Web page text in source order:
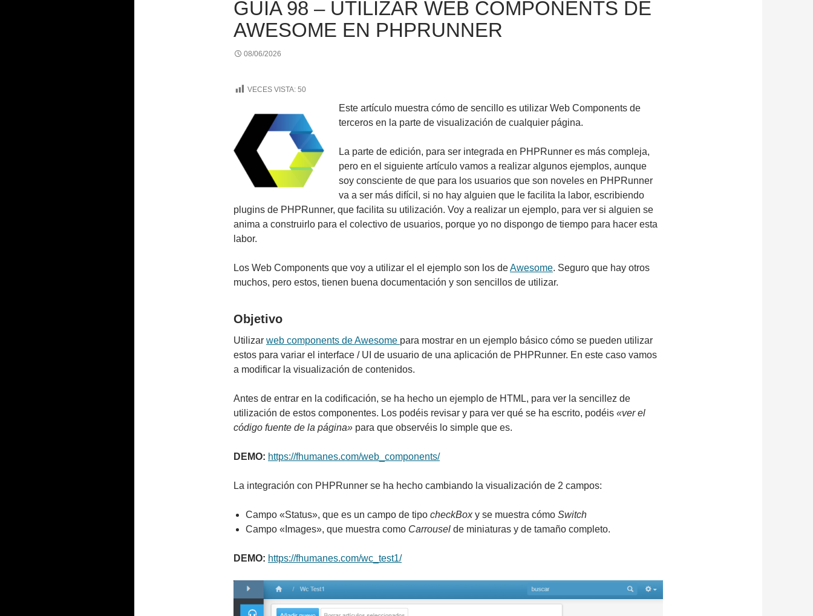
GUÍA 98 – UTILIZAR WEB COMPONENTS DE
AWESOME EN PHPRUNNER
08/06/2026
VECES VISTA: 50
Este artículo muestra cómo de sencillo es utilizar Web Components de
terceros en la parte de visualización de cualquier página.
La parte de edición, para ser integrada en PHPRunner es más compleja,
pero en el siguiente artículo vamos a realizar algunos ejemplos, aunque
soy consciente de que para los usuarios que son noveles en PHPRunner
va a ser más difícil, si no hay alguien que le facilita la labor, escribiendo
plugins de PHPRunner, que facilita su utilización. Voy a realizar un ejemplo, para ver si alguien se
anima a construirlo para el colectivo de usuarios, porque yo no dispongo de tiempo para hacer esta
labor.
Los Web Components que voy a utilizar el el ejemplo son los deAwesome. Seguro que hay otros
muchos, pero estos, tienen buena documentación y son sencillos de utilizar.
Objetivo
Utilizar web components de Awesome para mostrar en un ejemplo básico cómo se pueden utilizar
estos para variar el interface / UI de usuario de una aplicación de PHPRunner. En este caso vamos
a modificar la visualización de contenidos.
Antes de entrar en la codificación, se ha hecho un ejemplo de HTML, para ver la sencillez de
utilización de estos componentes. Los podéis revisar y para ver qué se ha escrito, podéis «ver el
código fuente de la página» para que observéis lo simple que es.
DEMO: https://fhumanes.com/web_components/
La integración con PHPRunner se ha hecho cambiando la visualización de 2 campos:
Campo «Status», que es un campo de tipo checkBoxy se muestra cómo Switch
Campo «Images», que muestra como Carrousel de miniaturas y de tamaño completo.
DEMO: https://fhumanes.com/wc_test1/